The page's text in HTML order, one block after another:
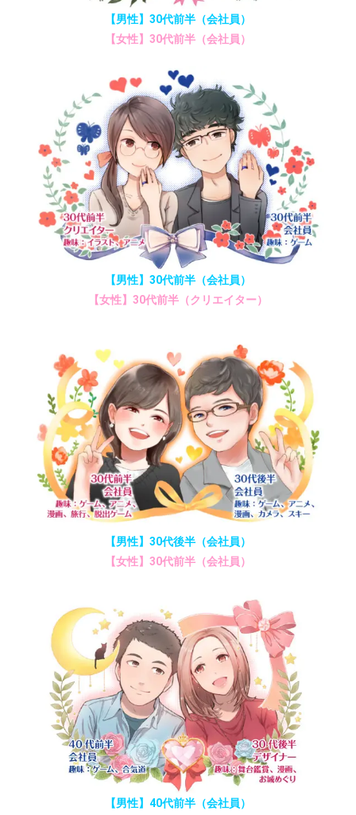
【男性】30代前半（会社員）
【女性】30代前半（会社員）
【男性】30代前半（会社員）
【女性】30代前半（クリエイター）
【男性】30代後半（会社員）
【女性】30代前半（会社員）
【男性】40代前半（会社員）